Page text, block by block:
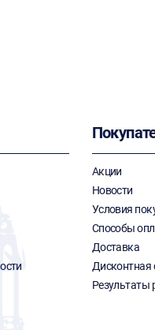
Акции
Новости
Условия
Способы
Доставка
Дисконтная
Результаты